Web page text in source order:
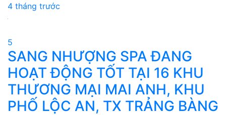
4 tháng trước
5
SANG NHƯỢNG SPA ĐANG
HOẠT ĐỘNG TỐT TẠI 16 KHU
THƯƠNG MẠI MAI ANH, KHU
PHỐ LỘC AN, TX TRẢNG BÀNG